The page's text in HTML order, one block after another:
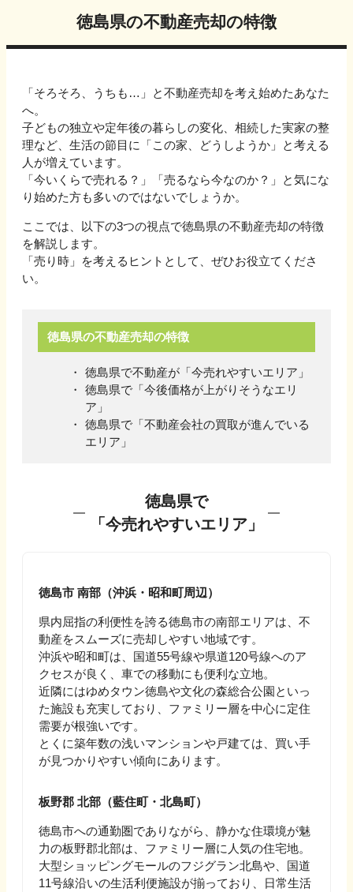
徳島県の不動産売却の特徴
「そろそろ、うちも…」と不動産売却を考え始めたあなた
へ。
子どもの独立や定年後の暮らしの変化、相続した実家の整
理など、生活の節目に「この家、どうしようか」と考える
人が増えています。
「今いくらで売れる？」「売るなら今なのか？」と気にな
り始めた方も多いのではないでしょうか。
ここでは、以下の3つの視点で徳島県の不動産売却の特徴
を解説します。
「売り時」を考えるヒントとして、ぜひお役立てくださ
い。
徳島県の不動産売却の特徴
徳島県で不動産が「今売れやすいエリア」
徳島県で「今後価格が上がりそうなエリ
ア」
徳島県で「不動産会社の買取が進んでいる
エリア」
徳島県で
「今売れやすいエリア」
徳島市 南部（沖浜・昭和町周辺）
県内屈指の利便性を誇る徳島市の南部エリアは、不
動産をスムーズに売却しやすい地域です。
沖浜や昭和町は、国道55号線や県道120号線へのア
クセスが良く、車での移動にも便利な立地。
近隣にはゆめタウン徳島や文化の森総合公園といっ
た施設も充実しており、ファミリー層を中心に定住
需要が根強いです。
とくに築年数の浅いマンションや戸建ては、買い手
が見つかりやすい傾向にあります。
板野郡 北部（藍住町・北島町）
徳島市への通勤圏でありながら、静かな住環境が魅
力の板野郡北部は、ファミリー層に人気の住宅地。
大型ショッピングモールのフジグラン北島や、国道
11号線沿いの生活利便施設が揃っており、日常生活